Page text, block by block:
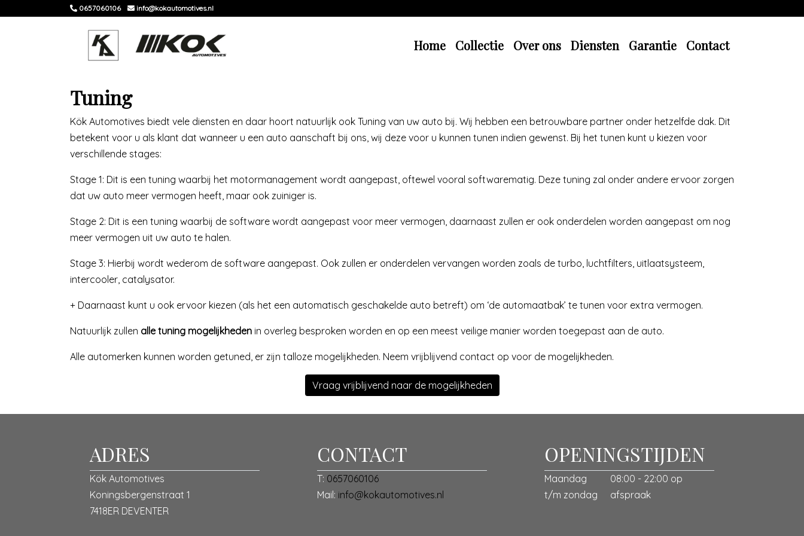
0657060106 info@kokautomotives.nl
Home Collectie Over ons Diensten Garantie Contact
Tuning
Kök Automotives biedt vele diensten en daar hoort natuurlijk ook Tuning van uw auto bij. Wij hebben een betrouwbare partner onder hetzelfde dak. Dit
betekent voor u als klant dat wanneer u een auto aanschaft bij ons, wij deze voor u kunnen tunen indien gewenst. Bij het tunen kunt u kiezen voor
verschillende stages:
Stage 1: Dit is een tuning waarbij het motormanagement wordt aangepast, oftewel vooral softwarematig. Deze tuning zal onder andere ervoor zorgen
dat uw auto meer vermogen heeft, maar ook zuiniger is.
Stage 2: Dit is een tuning waarbij de software wordt aangepast voor meer vermogen, daarnaast zullen er ook onderdelen worden aangepast om nog
meer vermogen uit uw auto te halen.
Stage 3: Hierbij wordt wederom de software aangepast. Ook zullen er onderdelen vervangen worden zoals de turbo, luchtfilters, uitlaatsysteem,
intercooler, catalysator.
+ Daarnaast kunt u ook ervoor kiezen (als het een automatisch geschakelde auto betreft) om ‘de automaatbak’ te tunen voor extra vermogen.
Natuurlijk zullen alle tuning mogelijkheden in overleg besproken worden en op een meest veilige manier worden toegepast aan de auto.
Alle automerken kunnen worden getuned, er zijn talloze mogelijkheden. Neem vrijblijvend contact op voor de mogelijkheden.
Vraag vrijblijvend naar de mogelijkheden
ADRES
Kök Automotives
Koningsbergenstraat 1
7418ER DEVENTER
CONTACT
T: 0657060106
Mail: info@kokautomotives.nl
OPENINGSTIJDEN
Maandag
t/m zondag
08:00 - 22:00 op
afspraak